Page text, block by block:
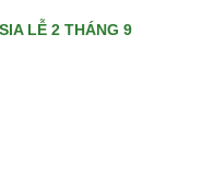
LỄ 2 THÁNG 9